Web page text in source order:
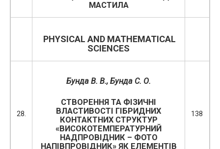
МАСТИЛА
PHYSICAL AND MATHEMATICAL
SCIENCES
28.
Бунда В. В., Бунда С. О.
СТВОРЕННЯ ТА ФІЗИЧНІ
ВЛАСТИВОСТІ ГІБРИДНИХ
КОНТАКТНИХ СТРУКТУР
«ВИСОКОТЕМПЕРАТУРНИЙ
НАДПРОВІДНИК – ФОТО
НАПІВПРОВІДНИК» ЯК ЕЛЕМЕНТІВ
138